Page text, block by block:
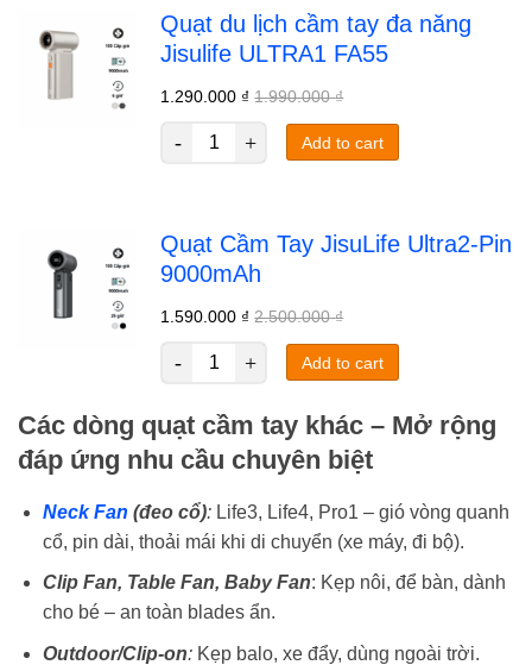
Quạt du lịch cầm tay đa năng
Jisulife ULTRA1 FA55
1.290.000 ₫ 1.990.000 ₫
Add to cart
Quạt Cầm Tay JisuLife Ultra2-Pin
9000mAh
1.590.000 ₫ 2.500.000 ₫
Add to cart
Các dòng quạt cầm tay khác – Mở rộng
đáp ứng nhu cầu chuyên biệt
Neck Fan (đeo cổ):Life3, Life4, Pro1 – gió vòng quanh
cổ, pin dài, thoải mái khi di chuyển (xe máy, đi bộ).
Clip Fan, Table Fan, Baby Fan: Kẹp nôi, để bàn, dành
cho bé – an toàn blades ẩn.
Outdoor/Clip-on:Kẹp balo, xe đẩy, dùng ngoài trời.